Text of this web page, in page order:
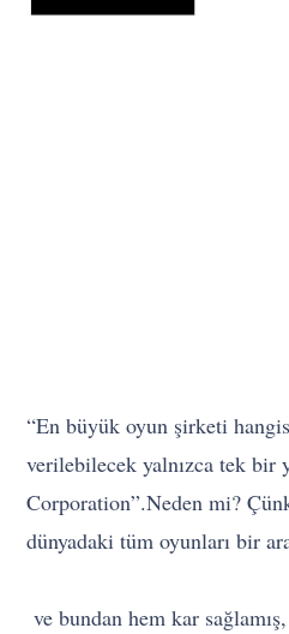
“En büyük oyun şirketi
verilebilecek yalnızca tek bir
Corporation”.Neden mi?
dünyadaki tüm oyunları bir
ve bundan hem kar